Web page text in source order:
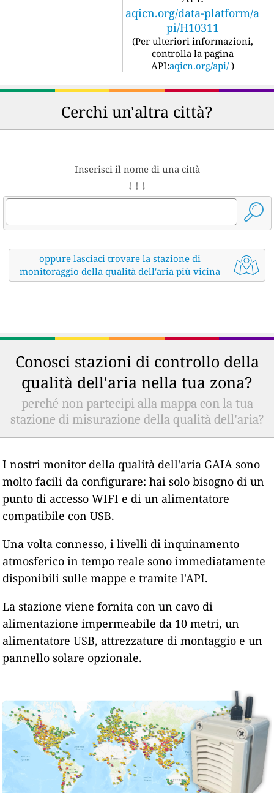
aqicn.org/data-platform/a
pi/H10311
(Per ulteriori informazioni,
controlla la pagina
API:aqicn.org/api/ )
Cerchi un'altra città?
Inserisci il nome di una città
↓ ↓ ↓
oppure lasciaci trovare la stazione di
monitoraggio della qualità dell'aria più vicina
Conosci stazioni di controllo della
qualità dell'aria nella tua zona?
perché non partecipi alla mappa con la tua
stazione di misurazione della qualità dell'aria?
I nostri monitor della qualità dell'aria GAIA sono
molto facili da configurare: hai solo bisogno di un
punto di accesso WIFI e di un alimentatore
compatibile con USB.
Una volta connesso, i livelli di inquinamento
atmosferico in tempo reale sono immediatamente
disponibili sulle mappe e tramite l'API.
La stazione viene fornita con un cavo di
alimentazione impermeabile da 10 metri, un
alimentatore USB, attrezzature di montaggio e un
pannello solare opzionale.